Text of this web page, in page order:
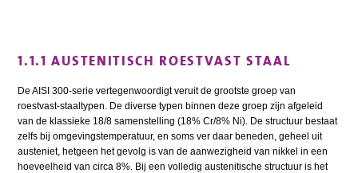
1.1.1 AUSTENITISCH ROESTVAST STAAL
De AISI 300-serie vertegenwoordigt veruit de grootste groep van
roestvast-staaltypen. De diverse typen binnen deze groep zijn afgeleid
van de klassieke 18/8 samenstelling (18% Cr/8% Ni). De structuur bestaat
zelfs bij omgevingstemperatuur, en soms ver daar beneden, geheel uit
austeniet, hetgeen het gevolg is van de aanwezigheid van nikkel in een
hoeveelheid van circa 8%. Bij een volledig austenitische structuur is het